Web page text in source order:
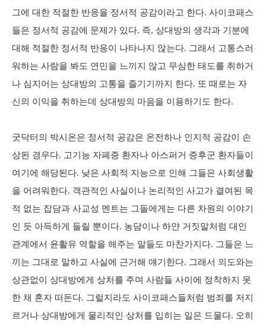
그에 대한 적절한 반응을 정서적 공감이라고 한다. 사이코패스
들은 정서적 공감에 문제가 있다. 즉, 상대방의 생각과 기분에
대해 적절한 정서적 반응이 나타나지 않는다. 그래서 고통스러
워하는 사람을 봐도 연민을 느끼지 않고 무심한 태도를 취하거
나 심지어는 상대방의 고통을 즐기기까지 한다. 또 때로는 자
신의 이익을 취하는데 상대방의 마음을 이용하기도 한다.
굿닥터의 박시온은 정서적 공감은 온전하나 인지적 공감이 손
상된 경우다. 고기능 자폐증 환자나 아스퍼거 증후군 환자들이
여기에 해당된다. 낮은 사회적 지능으로 인해 그들은 사회생활
을 어려워한다. 객관적인 사실이나 논리적인 사고가 결여된 목
적 없는 잡담과 사교성 멘트는 그들에게는 다른 차원의 이야기
인 듯 아득하게 들릴 뿐이다. 농담이나 하얀 거짓말처럼 대인
관계에서 윤활유 역할을 해주는 말들도 마찬가지다. 그들은 느
끼는 그대로 말하고 사실에 근거해 얘기한다. 그래서 의도와는
상관없이 상대방에게 상처를 주며 사람들 사이에 정착하지 못
한 채 혼자 떠돈다. 그럴지라도 사이코패스들처럼 범죄를 저지
르거나 상대방에게 물리적인 상처를 입히는 일은 드물다. 오히